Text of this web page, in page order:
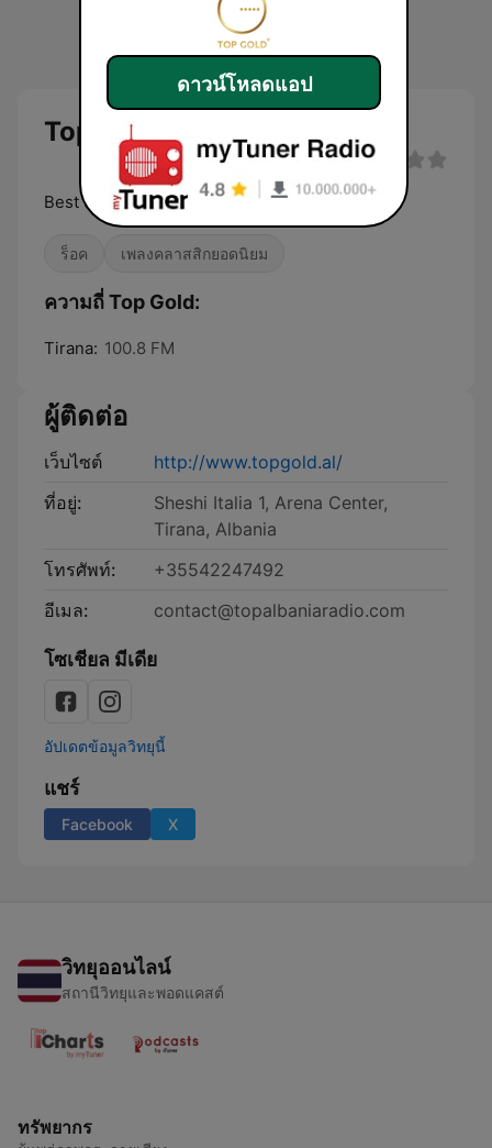
Top Gold
Best of Gold Radio
ร็อค เพลงคลาสสิกยอดนิยม
ความถี่ Top Gold:
Tirana: 100.8 FM
ผู้ติดต่อ
เว็บไซต์
http://www.topgold.al/
ที่อยู่:
Sheshi Italia 1, Arena Center,
Tirana, Albania
โทรศัพท์:
+35542247492
อีเมล:
contact@topalbaniaradio.com
โซเชียล มีเดีย
อัปเดตข้อมูลวิทยุนี้
แชร์
Facebook X
วิทยุออนไลน์
สถานีวิทยุและพอดแคสต์
ทรัพยากร
ดาวน์โหลดแอป